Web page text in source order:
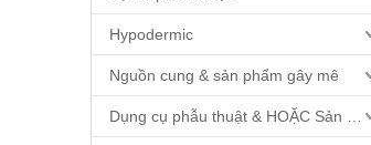
Hypodermic
Nguồn cung & sản phẩm gây mê